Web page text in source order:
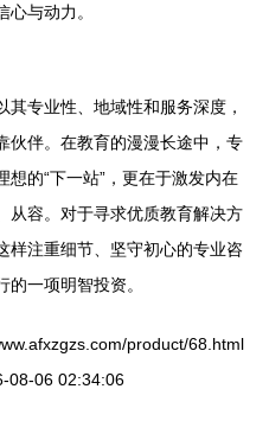
与动力。
其专业性、地域性和服务深度，
伙伴。在教育的漫漫长途中，专
的“下一站”，更在于激发内在
从容。对于寻求优质教育解决方
样注重细节、坚守初心的专业咨
一项明智投资。
product/68.html
08-06 02:34:06